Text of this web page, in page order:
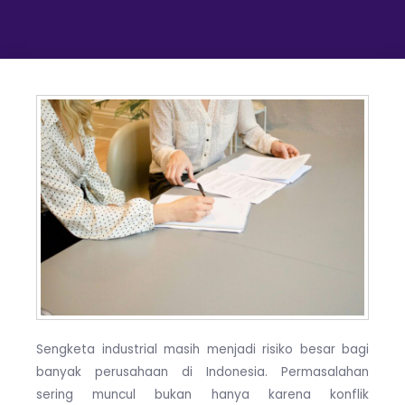
Sengketa industrial masih menjadi risiko besar bagi
banyak perusahaan di Indonesia. Permasalahan
sering muncul bukan hanya karena konflik